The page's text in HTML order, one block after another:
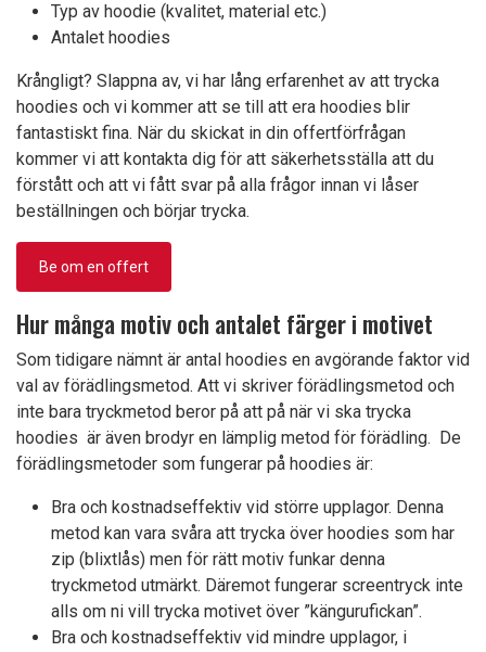
Typ av hoodie (kvalitet, material etc.)
Antalet hoodies
Krångligt? Slappna av, vi har lång erfarenhet av att trycka
hoodies och vi kommer att se till att era hoodies blir
fantastiskt fina. När du skickat in din offertförfrågan
kommer vi att kontakta dig för att säkerhetsställa att du
förstått och att vi fått svar på alla frågor innan vi låser
beställningen och börjar trycka.
Be om en offert
Hur många motiv och antalet färger i motivet
Som tidigare nämnt är antal hoodies en avgörande faktor vid
val av förädlingsmetod. Att vi skriver förädlingsmetod och
inte bara tryckmetod beror på att på när vi ska trycka
hoodies är även brodyr en lämplig metod för förädling. De
förädlingsmetoder som fungerar på hoodies är:
Bra och kostnadseffektiv vid större upplagor. Denna
metod kan vara svåra att trycka över hoodies som har
zip (blixtlås) men för rätt motiv funkar denna
tryckmetod utmärkt. Däremot fungerar screentryck inte
alls om ni vill trycka motivet över ”kängurufickan”.
Bra och kostnadseffektiv vid mindre upplagor, i